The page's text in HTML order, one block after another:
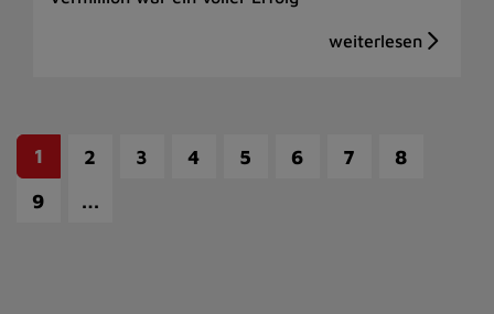
1 2 3 4 5 6 7
8
9
…